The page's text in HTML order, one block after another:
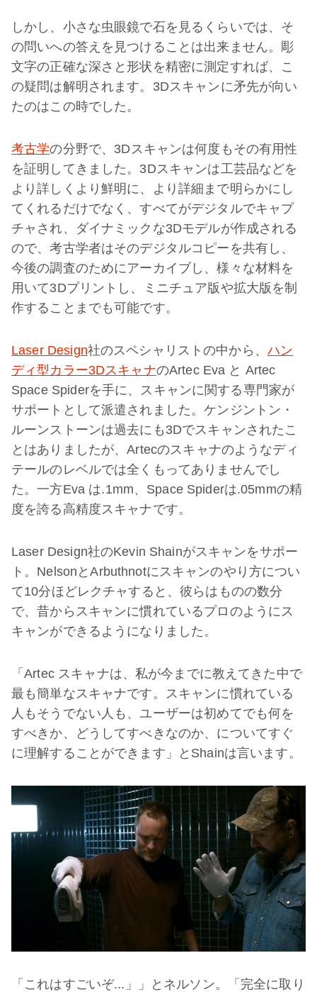
しかし、小さな虫眼鏡で石を見るくらいでは、そ
の問いへの答えを見つけることは出来ません。彫
文字の正確な深さと形状を精密に測定すれば、こ
の疑問は解明されます。3Dスキャンに矛先が向い
たのはこの時でした。
考古学の分野で、3Dスキャンは何度もその有用性
を証明してきました。3Dスキャンは工芸品などを
より詳しくより鮮明に、より詳細まで明らかにし
てくれるだけでなく、すべてがデジタルでキャプ
チャされ、ダイナミックな3Dモデルが作成される
ので、考古学者はそのデジタルコピーを共有し、
今後の調査のためにアーカイブし、様々な材料を
用いて3Dプリントし、ミニチュア版や拡大版を制
作することまでも可能です。
Laser Design社のスペシャリストの中から、 ハン
ディ型カラー3DスキャナのArtec Eva と Artec
Space Spiderを手に、スキャンに関する専門家が
サポートとして派遣されました。ケンジントン・
ルーンストーンは過去にも3Dでスキャンされたこ
とはありましたが、Artecのスキャナのようなディ
テールのレベルでは全くもってありませんでし
た。一方Eva は.1mm、Space Spiderは.05mmの精
度を誇る高精度スキャナです。
Laser Design社のKevin Shainがスキャンをサポー
ト。NelsonとArbuthnotにスキャンのやり方につい
て10分ほどレクチャすると、彼らはものの数分
で、昔からスキャンに慣れているプロのようにス
キャンができるようになりました。
「Artec スキャナは、私が今までに教えてきた中で
最も簡単なスキャナです。スキャンに慣れている
人もそうでない人も、ユーザーは初めてでも何を
すべきか、どうしてすべきなのか、についてすぐ
に理解することができます」とShainは言います。
「これはすごいぞ...」」とネルソン。「完全に取り